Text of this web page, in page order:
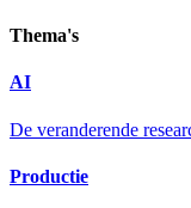
Thema's
AI
De veranderende
Productie